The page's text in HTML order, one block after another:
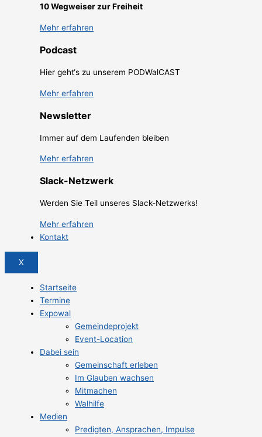
10 Wegweiser zur Freiheit
Mehr erfahren
Podcast
Hier geht‘s zu unserem PODWalCAST
Mehr erfahren
Newsletter
Immer auf dem Laufenden bleiben
Mehr erfahren
Slack-Netzwerk
Werden Sie Teil unseres Slack-Netzwerks!
Mehr erfahren
Kontakt
X
Startseite
Termine
Expowal
Gemeindeprojekt
Event-Location
Dabei sein
Gemeinschaft erleben
Im Glauben wachsen
Mitmachen
Walhilfe
Medien
Predigten, Ansprachen, Impulse